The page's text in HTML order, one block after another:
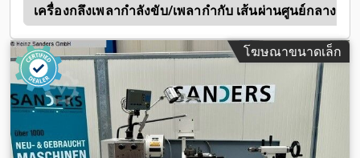
, ประเภทกระแสไฟฟ้าที่เข้ามา:สามเฟส, น้ำหนักรวม:1,170
กก., ชุดยึดควิล:MK 4, ขายึดแกนหมุน:MK 4,
เครื่องกลึงเพลากำลังขับ/เพลากำกับ เส้นผ่านศูนย์กลางก
โฆษณาขนาดเล็ก